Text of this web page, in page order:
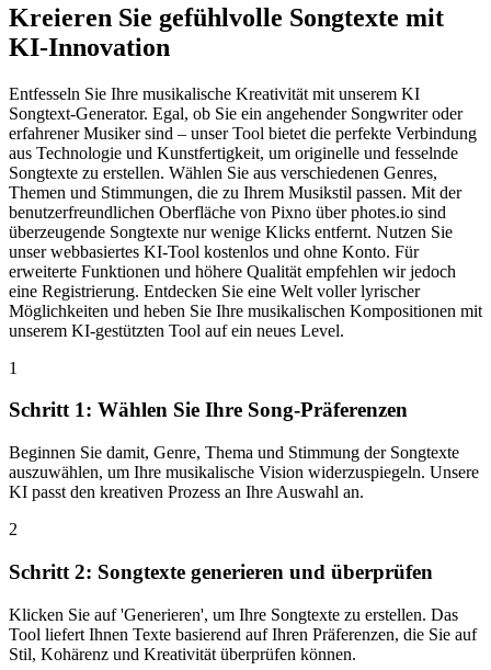
Kreieren Sie gefühlvolle Songtexte mit
KI-Innovation
Entfesseln Sie Ihre musikalische Kreativität mit unserem KI
Songtext-Generator. Egal, ob Sie ein angehender Songwriter oder
erfahrener Musiker sind – unser Tool bietet die perfekte Verbindung
aus Technologie und Kunstfertigkeit, um originelle und fesselnde
Songtexte zu erstellen. Wählen Sie aus verschiedenen Genres,
Themen und Stimmungen, die zu Ihrem Musikstil passen. Mit der
benutzerfreundlichen Oberfläche von Pixno über photes.io sind
überzeugende Songtexte nur wenige Klicks entfernt. Nutzen Sie
unser webbasiertes KI-Tool kostenlos und ohne Konto. Für
erweiterte Funktionen und höhere Qualität empfehlen wir jedoch
eine Registrierung. Entdecken Sie eine Welt voller lyrischer
Möglichkeiten und heben Sie Ihre musikalischen Kompositionen mit
unserem KI-gestützten Tool auf ein neues Level.
1
Schritt 1: Wählen Sie Ihre Song-Präferenzen
Beginnen Sie damit, Genre, Thema und Stimmung der Songtexte
auszuwählen, um Ihre musikalische Vision widerzuspiegeln. Unsere
KI passt den kreativen Prozess an Ihre Auswahl an.
2
Schritt 2: Songtexte generieren und überprüfen
Klicken Sie auf 'Generieren', um Ihre Songtexte zu erstellen. Das
Tool liefert Ihnen Texte basierend auf Ihren Präferenzen, die Sie auf
Stil, Kohärenz und Kreativität überprüfen können.